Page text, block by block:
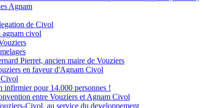
Agnam
de Civol
agnam civol
Pierret, ancien maire de Vouziers
en faveur d'Agnam Civol
Civol
infirmier pour 14.000 personnes !
entre Vouziers et Agnam Civol
Civol, au service du developpement